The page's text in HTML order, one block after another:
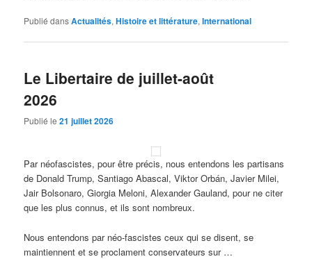
Publié dansActualités,Histoire et littérature,International
Le Libertaire de juillet-août
2026
Publié le21 juillet 2026
Par néofascistes, pour être précis, nous entendons les partisans
de Donald Trump, Santiago Abascal, Viktor Orbán, Javier Milei,
Jair Bolsonaro, Giorgia Meloni, Alexander Gauland, pour ne citer
que les plus connus, et ils sont nombreux.
Nous entendons par néo-fascistes ceux qui se disent, se
maintiennent et se proclament conservateurs sur …